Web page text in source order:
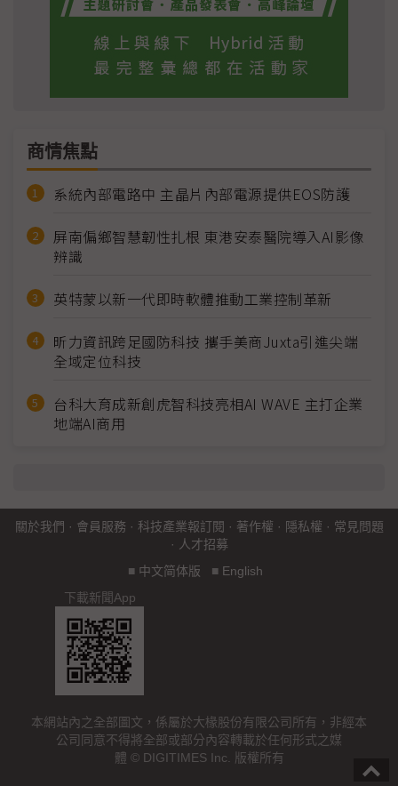
商情焦點
系統內部電路中 主晶片內部電源提供EOS防護
屏南偏鄉智慧韌性扎根 東港安泰醫院導入AI影像
辨識
英特蒙以新一代即時軟體推動工業控制革新
昕力資訊跨足國防科技 攜手美商Juxta引進尖端
全域定位科技
台科大育成新創虎智科技亮相AI WAVE 主打企業
地端AI商用
關於我們 · 會員服務 · 科技產業報訂閱 · 著作權 · 隱私權 · 常見問題
· 人才招募
■ 中文简体版 ■ English
下載新聞App
本網站內之全部圖文，係屬於大椽股份有限公司所有，非經本
公司同意不得將全部或部分內容轉載於任何形式之媒
體 © DIGITIMES Inc. 版權所有